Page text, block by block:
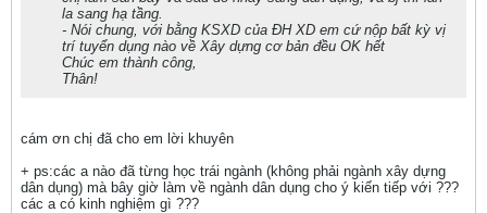
la sang hạ tầng.
- Nói chung, với bằng KSXD của ĐH XD em cứ nộp bất kỳ vị
trí tuyển dụng nào về Xây dựng cơ bản đều OK hết
Chúc em thành công,
Thân!
cám ơn chị đã cho em lời khuyên
+ ps:các a nào đã từng học trái ngành (không phải ngành xây dựng
dân dụng) mà bây giờ làm về ngành dân dụng cho ý kiến tiếp với ???
các a có kinh nghiệm gì ???